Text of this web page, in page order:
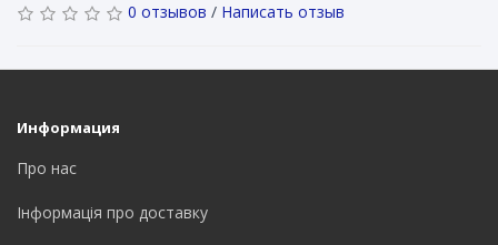
0 отзывов / Написать отзыв
Информация
Про нас
Інформація про доставку